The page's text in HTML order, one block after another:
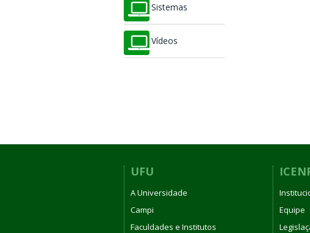
Sistemas
Vídeos
UFU
A Universidade
Campi
Faculdades e Institutos
Equipe